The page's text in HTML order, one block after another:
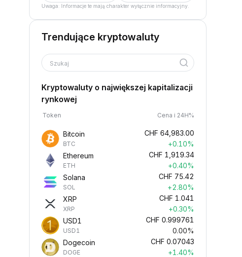
Uwaga: Informacje te mają charakter wyłącznie informacyjny.
Trendujące kryptowaluty
Szukaj
Kryptowaluty o największej kapitalizacji
rynkowej
Token Cena i 24H%
Bitcoin
BTC
CHF 64,983.00
+0.10%
Ethereum
ETH
CHF 1,919.34
+0.40%
Solana
SOL
CHF 75.42
+2.80%
XRP
XRP
CHF 1.041
+0.30%
USD1
USD1
CHF 0.999761
0.00%
Dogecoin
DOGE
CHF 0.07043
+1.40%